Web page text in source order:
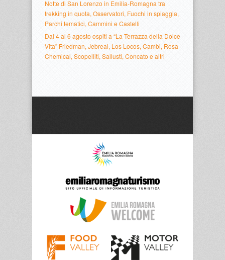
Notte di San Lorenzo in Emilia-Romagna tra
trekking in quota, Osservatori, Fuochi in spiaggia,
Parchi tematici, Cammini e Castelli
Dal 4 al 6 agosto ospiti a “La Terrazza della Dolce
Vita” Friedman, Jebreal, Los Locos, Cambi, Rosa
Chemical, Scopelliti, Sallusti, Concato e altri